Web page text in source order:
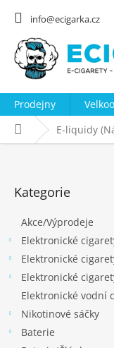
info@ecigarka.cz
Prodejny
Domů E-liquidy
kategorie
Kategorie
Akce/Výprodeje
Elektronické
Elektronické
Elektronické
Elektronické vodní
Nikotinové sáčky
Baterie